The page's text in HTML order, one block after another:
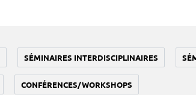
SÉMINAIRES INTERDISCIPLINAIRES
CONFÉRENCES/WORKSHOPS